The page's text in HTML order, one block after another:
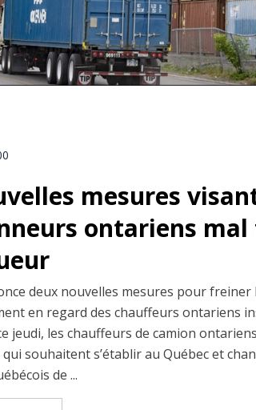
mesures
ontariens
deux nouvelles mesures pour
en regard des chauffeurs ontariens
jeudi, les chauffeurs de camion
qui souhaitent s’établir au Québec et
de ...